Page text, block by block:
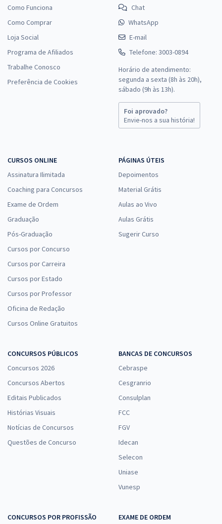
Como Funciona
Como Comprar
Loja Social
Programa de Afiliados
Trabalhe Conosco
Preferência de Cookies
Chat
WhatsApp
E-mail
Telefone: 3003-0894
Horário de atendimento:
segunda a sexta (8h às 20h),
sábado (9h às 13h).
Foi aprovado?
Envie-nos a sua história!
CURSOS ONLINE
Assinatura Ilimitada
Coaching para Concursos
Exame de Ordem
Graduação
Pós-Graduação
Cursos por Concurso
Cursos por Carreira
Cursos por Estado
Cursos por Professor
Oficina de Redação
Cursos Online Gratuitos
PÁGINAS ÚTEIS
Depoimentos
Material Grátis
Aulas ao Vivo
Aulas Grátis
Sugerir Curso
CONCURSOS PÚBLICOS
Concursos 2026
Concursos Abertos
Editais Publicados
Histórias Visuais
Notícias de Concursos
Questões de Concurso
BANCAS DE CONCURSOS
Cebraspe
Cesgranrio
Consulplan
FCC
FGV
Idecan
Selecon
Uniase
Vunesp
CONCURSOS POR PROFISSÃO EXAME DE ORDEM